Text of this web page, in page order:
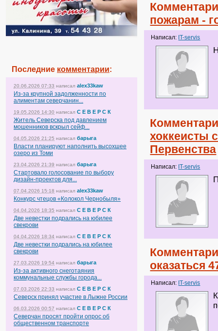
Последние комментарии:
20.06.2026 07:33 написал alex33kaw
Из-за крупной задолженности по
алиментам северчанин...
19.05.2026 14:30 написал С Е В Е Р С К
Житель Северска под давлением
мошенников вскрыл сейф...
04.05.2026 21:25 написал барыга
Власти планируют наполнить высохшее
озеро из Томи
23.04.2026 21:39 написал барыга
Стартовало голосование по выбору
дизайн-проектов для...
07.04.2026 15:18 написал alex33kaw
Конкурс чтецов «Колокол Чернобыля»
04.04.2026 18:35 написал С Е В Е Р С К
Две невестки подрались на юбилее
свекрови
04.04.2026 18:34 написал С Е В Е Р С К
Две невестки подрались на юбилее
свекрови
27.03.2026 19:54 написал барыга
Из-за активного снеготаяния
коммунальные службы города...
07.03.2026 22:33 написал С Е В Е Р С К
Северск принял участие в Лыжне России
06.03.2026 00:57 написал С Е В Е Р С К
Северчан просят пройти опрос об
общественном транспорте
пожарам -
Написал: IT-servis
хоккеисты
Первенства
Написал: IT-servis
оказаться
Написал: IT-servis